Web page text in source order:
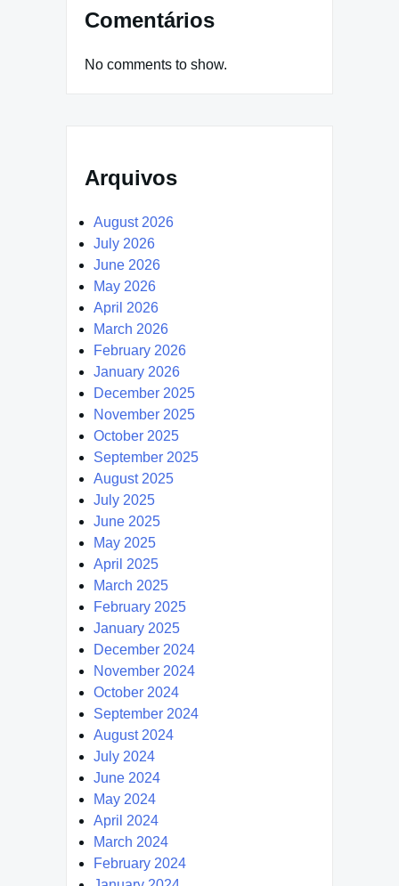
Comentários
No comments to show.
Arquivos
August 2026
July 2026
June 2026
May 2026
April 2026
March 2026
February 2026
January 2026
December 2025
November 2025
October 2025
September 2025
August 2025
July 2025
June 2025
May 2025
April 2025
March 2025
February 2025
January 2025
December 2024
November 2024
October 2024
September 2024
August 2024
July 2024
June 2024
May 2024
April 2024
March 2024
February 2024